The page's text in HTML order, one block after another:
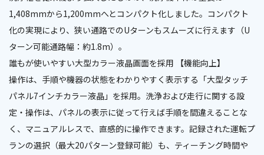
1,408mmから1,200mmへとコンパクト化しました。コンパクト
化の実現により、狭い通路でのUターンもスムーズに行えます（U
ターン可能通路幅：約1.8m）。
誰もが使いやすい大型カラー液晶画面を採用 【機能向上】
操作は、手順や機器の状態をわかりやすく表示する「大型タッチ
パネル7インチカラー液晶」を採用。洗浄および走行に関する設
定・操作は、パネルの表示に従って行えば手順を間違えることな
く、マニュアルレスで、直感的に操作できます。記録された運転プ
ランの選択（最大20パターン登録可能）も、ティーチング時間や